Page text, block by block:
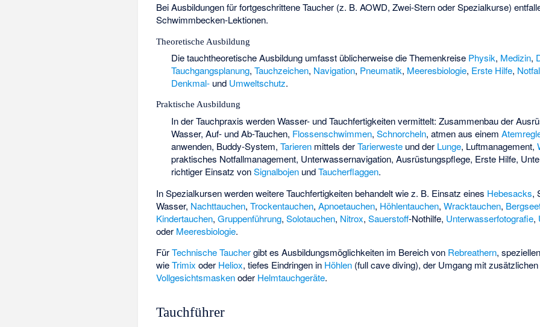
Bei Ausbildungen für fortgeschrittene Taucher (z. B. AOWD, Zwei-Stern oder Spezialkurse)
Schwimmbecken-Lektionen.
Theoretische Ausbildung
Die tauchtheoretische Ausbildung umfasst üblicherweise die Themenkreise Physik, Medizin,
Tauchgangsplanung, Tauchzeichen, Navigation, Pneumatik, Meeresbiologie, Erste Hilfe,
Denkmal-und Umweltschutz.
Praktische Ausbildung
In der Tauchpraxis werden Wasser- und Tauchfertigkeiten vermittelt: Zusammenbau der
Wasser, Auf- und Ab-Tauchen, Flossenschwimmen, Schnorcheln, atmen aus einem
anwenden, Buddy-System, Tarierenmittels derTarierwesteund der Lunge, Luftmanagement,
praktisches Notfallmanagement, Unterwassernavigation, Ausrüstungspflege, Erste Hilfe,
richtiger Einsatz vonSignalbojenundTaucherflaggen.
In Spezialkursen werden weitere Tauchfertigkeiten behandelt wie z. B. Einsatz eines Hebesacks,
Wasser, Nachttauchen,Trockentauchen,Apnoetauchen, Höhlentauchen,Wracktauchen,
Kindertauchen,Gruppenführung,Solotauchen, Nitrox,Sauerstoff-Nothilfe, Unterwasserfotografie,
oder Meeresbiologie.
FürTechnische Tauchergibt es Ausbildungsmöglichkeiten im Bereich von Rebreathern,
wieTrimix oder Heliox, tiefes Eindringen in Höhlen (full cave diving), der Umgang mit
Vollgesichtsmaskenoder Helmtauchgeräte.
Tauchführer